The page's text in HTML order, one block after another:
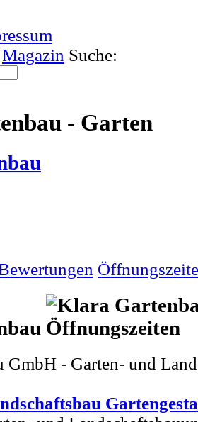
Magazin Suche:
- Garten
GmbH - Garten- und